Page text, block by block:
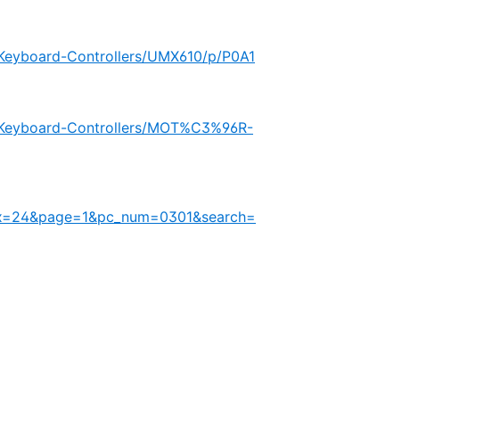
Controllers/UMX610/p/P0A1
Controllers/MOT%C3%96R-